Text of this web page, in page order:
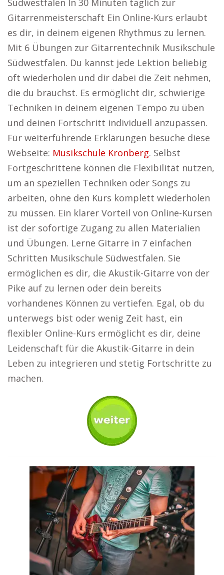
Südwestfalen In 30 Minuten täglich zur
Gitarrenmeisterschaft Ein Online-Kurs erlaubt
es dir, in deinem eigenen Rhythmus zu lernen.
Mit 6 Übungen zur Gitarrentechnik Musikschule
Südwestfalen. Du kannst jede Lektion beliebig
oft wiederholen und dir dabei die Zeit nehmen,
die du brauchst. Es ermöglicht dir, schwierige
Techniken in deinem eigenen Tempo zu üben
und deinen Fortschritt individuell anzupassen.
Für weiterführende Erklärungen besuche diese
Webseite: Musikschule Kronberg. Selbst
Fortgeschrittene können die Flexibilität nutzen,
um an speziellen Techniken oder Songs zu
arbeiten, ohne den Kurs komplett wiederholen
zu müssen. Ein klarer Vorteil von Online-Kursen
ist der sofortige Zugang zu allen Materialien
und Übungen. Lerne Gitarre in 7 einfachen
Schritten Musikschule Südwestfalen. Sie
ermöglichen es dir, die Akustik-Gitarre von der
Pike auf zu lernen oder dein bereits
vorhandenes Können zu vertiefen. Egal, ob du
unterwegs bist oder wenig Zeit hast, ein
flexibler Online-Kurs ermöglicht es dir, deine
Leidenschaft für die Akustik-Gitarre in dein
Leben zu integrieren und stetig Fortschritte zu
machen.